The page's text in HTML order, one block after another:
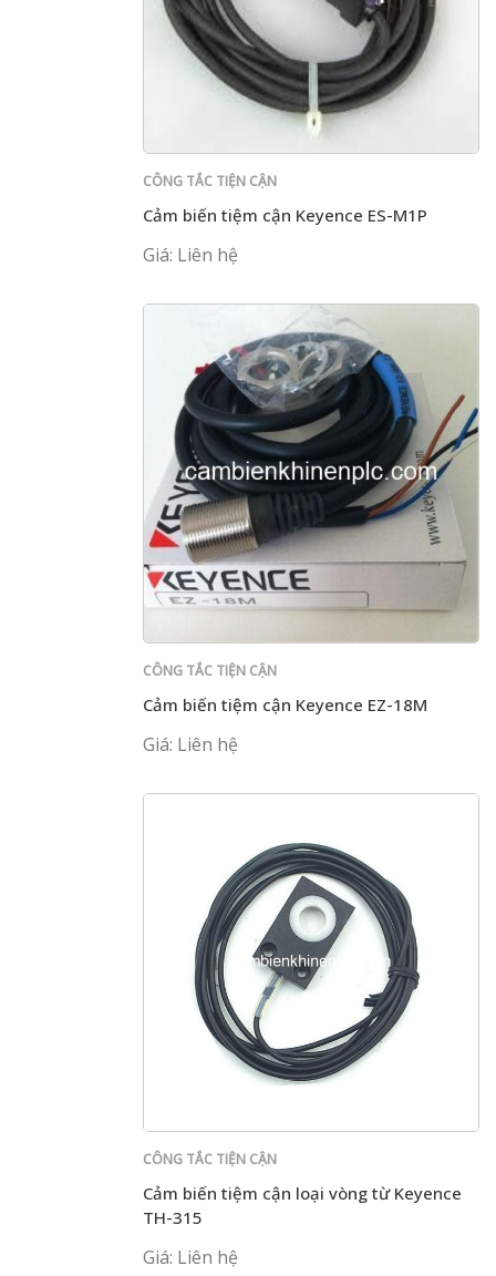
CÔNG TẮC TIỆN CẬN
Cảm biến tiệm cận Keyence ES-M1P
Giá: Liên hệ
CÔNG TẮC TIỆN CẬN
Cảm biến tiệm cận Keyence EZ-18M
Giá: Liên hệ
CÔNG TẮC TIỆN CẬN
Cảm biến tiệm cận loại vòng từ Keyence
TH-315
Giá: Liên hệ